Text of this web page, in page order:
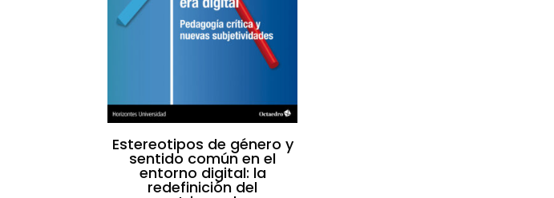
Estereotipos de género y
sentido común en el
entorno digital: la
redefinición del